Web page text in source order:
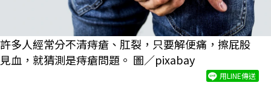
許多人經常分不清痔瘡、肛裂，只要解便痛，擦屁股
見血，就猜測是痔瘡問題。 圖／pixabay
用LINE傳送